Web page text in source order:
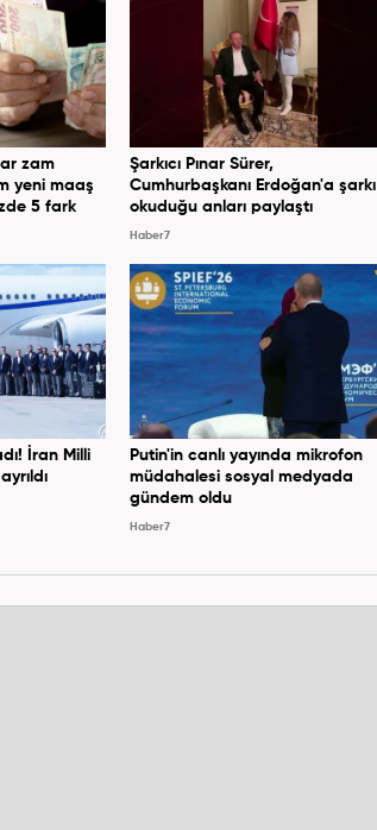
zam
yeni maaş
5 fark
Şarkıcı Pınar Sürer,
Cumhurbaşkanı Erdoğan'a şarkı
okuduğu anları paylaştı
Haber7
İran Milli
Putin'in canlı yayında mikrofon
müdahalesi sosyal medyada
gündem oldu
Haber7